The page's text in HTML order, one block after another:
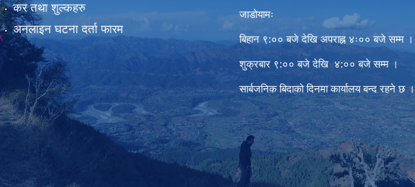
कर तथा शुल्कहरु
अनलाइन घटना दर्ता फारम
जाडोयामः
बिहान ९:०० बजे देखि अपराह्न ४ः०० बजे सम्म ।
शुक्रबार ९:०० बजे देखि ४:०० बजे सम्म ।
सार्बजनिक बिदाको दिनमा कार्यालय बन्द रहने छ ।